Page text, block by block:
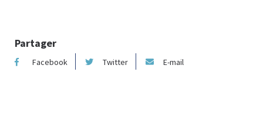
Partager
Facebook Twitter E-mail